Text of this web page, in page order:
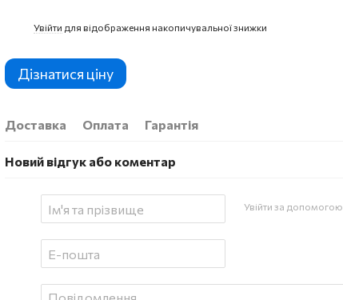
Увійти для відображення накопичувальної знижки
Дізнатися ціну
Доставка Оплата Гарантія
Новий відгук або коментар
Увійти за допомогою